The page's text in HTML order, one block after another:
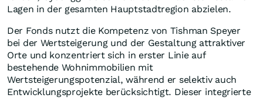
Lagen in der gesamten Hauptstadtregion abzielen.
Der Fonds nutzt die Kompetenz von Tishman Speyer
bei der Wertsteigerung und der Gestaltung attraktiver
Orte und konzentriert sich in erster Linie auf
bestehende Wohnimmobilien mit
Wertsteigerungspotenzial, während er selektiv auch
Entwicklungsprojekte berücksichtigt. Dieser integrierte